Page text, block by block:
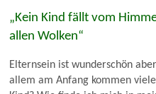
„Kein Kind fällt vom
allen Wolken“
Elternsein ist wunderschön
allem am Anfang kommen